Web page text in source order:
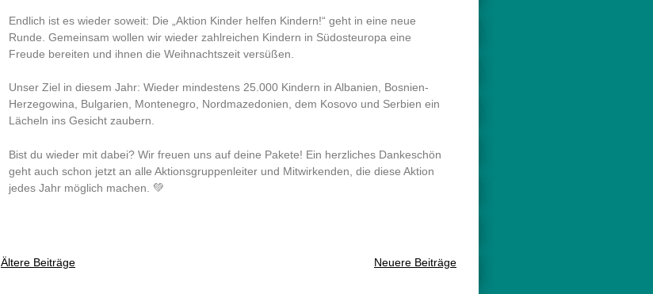
Endlich ist es wieder soweit: Die „Aktion Kinder helfen Kindern!“ geht in eine neue
Runde. Gemeinsam wollen wir wieder zahlreichen Kindern in Südosteuropa eine
Freude bereiten und ihnen die Weihnachtszeit versüßen.
Unser Ziel in diesem Jahr: Wieder mindestens 25.000 Kindern in Albanien, Bosnien-
Herzegowina, Bulgarien, Montenegro, Nordmazedonien, dem Kosovo und Serbien ein
Lächeln ins Gesicht zaubern.
Bist du wieder mit dabei? Wir freuen uns auf deine Pakete! Ein herzliches Dankeschön
geht auch schon jetzt an alle Aktionsgruppenleiter und Mitwirkenden, die diese Aktion
jedes Jahr möglich machen. 💚
Ältere Beiträge Neuere Beiträge